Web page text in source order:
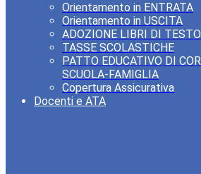
Orientamento in ENTRATA
Orientamento in USCITA
ADOZIONE LIBRI DI TESTO
TASSE SCOLASTICHE
PATTO EDUCATIVO DI
SCUOLA-FAMIGLIA
Copertura Assicurativa
Docenti e ATA